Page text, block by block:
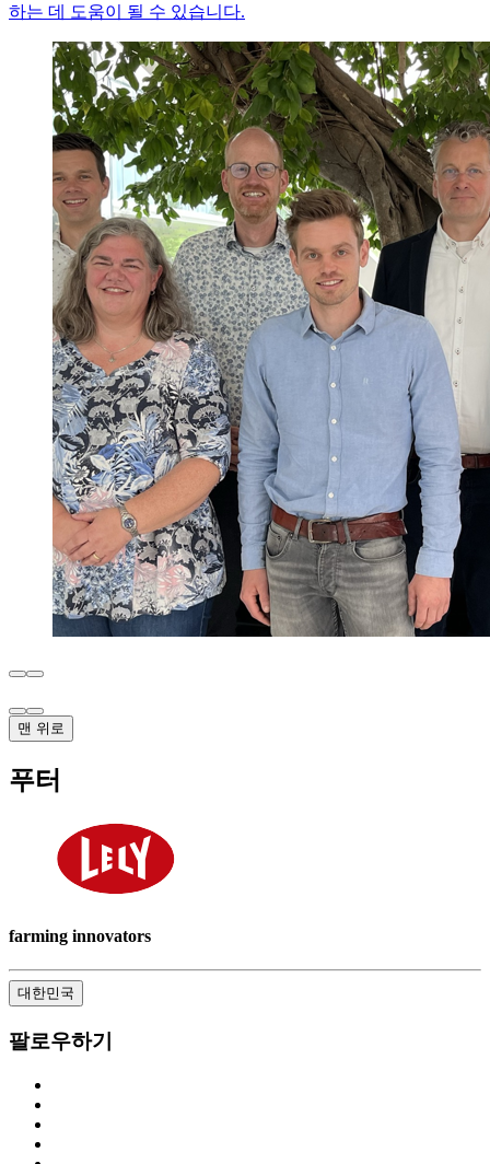
하는 데 도움이 될 수 있습니다.
맨 위로
푸터
farming innovators
대한민국
팔로우하기